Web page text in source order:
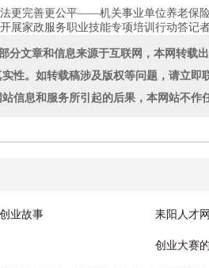
更完善更公平——机关事业单位养老保
展家政服务职业技能专项培训行动答记
分文章和信息来源于互联网，本网转载
性。如转载稿涉及版权等问题，请立
信息和服务所引起的后果，本网站不作
业故事 耒阳人才
创业大赛